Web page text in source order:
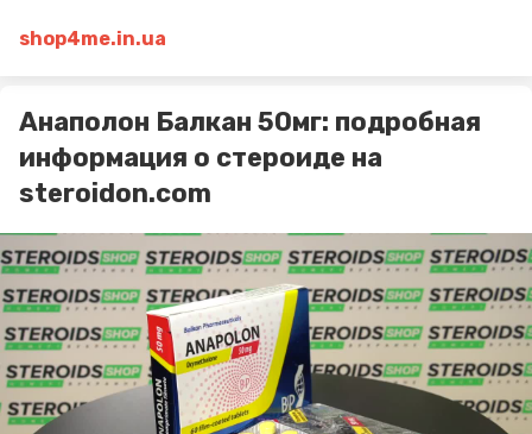
shop4me.in.ua
Анаполон Балкан 50мг: подробная
информация о стероиде на
steroidon.com